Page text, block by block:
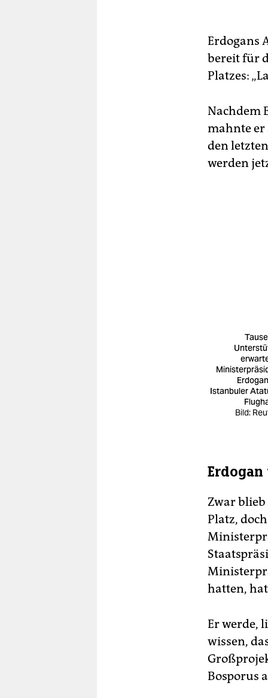
Erdogans
bereit für
Platzes:
Nachdem
mahnte er
den
werden
Istanbuler
Bild:
Zwar
Platz,
hatten,
Er werde,
wissen,
Bosporus